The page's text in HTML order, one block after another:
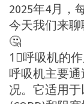
2025年4月，
今天我们来
🤔
1⃣呼吸机的
呼吸机主要
况。它适用